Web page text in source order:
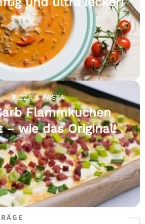
PIZZA & PASTA
Flammkuchen
– wie das Original!